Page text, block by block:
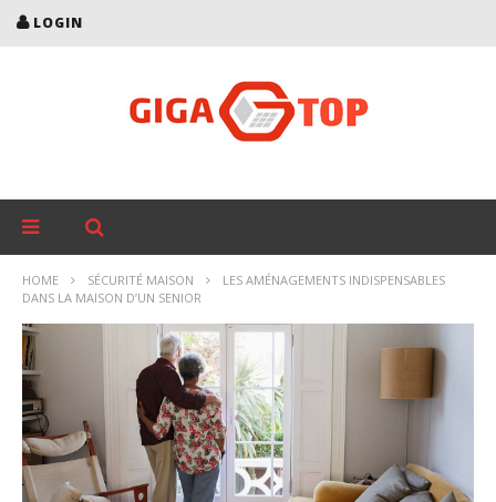
LOGIN
HOME SÉCURITÉ MAISON
LES AMÉNAGEMENTS INDISPENSABLES
DANS LA MAISON D’UN SENIOR